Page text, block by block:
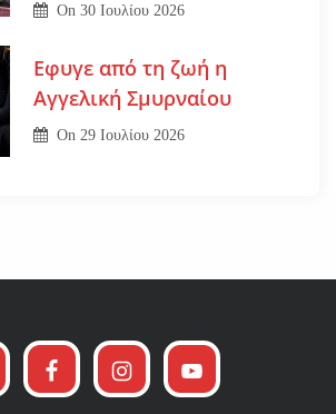
On30 Ιουλίου 2026
Εφυγε από τη ζωή η
Αγγελική Σμυρναίου
On29 Ιουλίου 2026